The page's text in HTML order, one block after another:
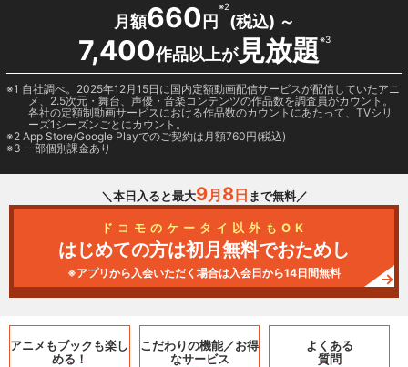
月額660 円
※2
(税込) ～
7,400作品以上が見放題※3
1 自社調べ。2025年12月15日に国内定額動画配信サービスが配信していたアニ
メ、2.5次元・舞台、声優・音楽コンテンツの作品数を調査員がカウント。
各社の定額制動画サービスにおける作品数のカウントにあたって、TVシリ
ーズ1シーズンごとにカウント。
2 App Store/Google Playでのご契約は月額760円(税込)
3 一部個別課金あり
＼本日入ると最大9月 8日 まで無料／
ドコモのケータイ以外もOK
はじめての方は初月無料でおためし
※アプリから入会いただく場合は入会日から14日間無料
アニメもブックも楽し
める！
こだわりの機能／お得
なサービス
よくある
質問